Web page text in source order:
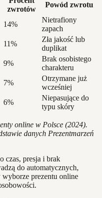
zwrotów
Powód zwrotu
14%
Nietrafiony
zapach
11%
Zła jakość lub
duplikat
9%
Brak osobistego
charakteru
7%
Otrzymane już
wcześniej
6%
Niepasujące do
typu skóry
online w Polsce (2024).
danych Prezentmarzeń
czas, presja i brak
do automatycznych,
wyborze prezentu online